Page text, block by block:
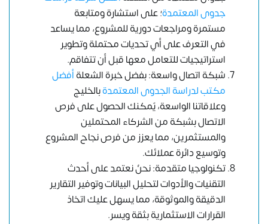
جدوى المعتمدة؛ على استشارة ومتابعة
مستمرة ومراجعات دورية للمشروع، مما يساعد
في التعرف على أي تحديات محتملة وتطوير
استراتيجيات للتعامل معها قبل أن تتفاقم.
شبكة اتصال واسعة: بفضل خبرة الشعلةأفضل
مكتب لدراسة الجدوى المعتمدةبالخليج
وعلاقاتنا الواسعة، يٌمكنك الحصول على فرص
الاتصال بشبكة من الشركاء المحتملين
والمستثمرين، مما يعزز من فرص نجاح المشروع
وتوسيع دائرة عملائك.
تكنولوجيا متقدمة: نحنُ نعتمد على أحدث
التقنيات والأدوات لتحليل البيانات وتوفير التقارير
الدقيقة والموثوقة، مما يسهل عليك اتخاذ
القرارات الاستثمارية بثقة ويسر.